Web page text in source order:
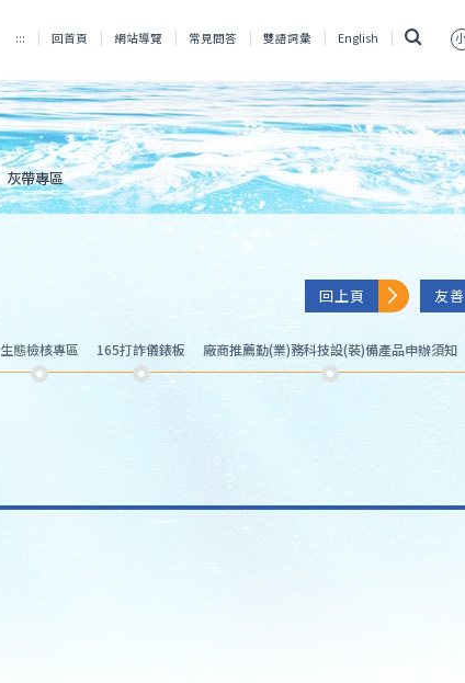
::: 回首頁 網站導覽 常見問答 雙語詞彙 English
灰帶專區
回上頁 友
生態檢核專區 165打詐儀錶板 廠商推薦勤(業)務科技設(裝)備產品申辦須知